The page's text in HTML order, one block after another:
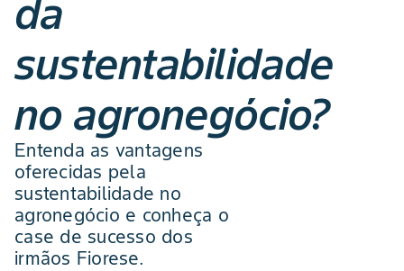
da
sustentabilidade
no agronegócio?
Entenda as vantagens
oferecidas pela
sustentabilidade no
agronegócio e conheça o
case de sucesso dos
irmãos Fiorese.